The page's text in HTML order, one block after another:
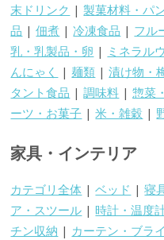
末ドリンク |製菓材料・パ
品 |佃煮 |冷凍食品 | フル
乳・乳製品・卵 | ミネラル
んにゃく |麺類 |漬け物・
タント食品 |調味料 |惣菜
ーツ・お菓子 |米・雑穀 |
家具・インテリア
カテゴリ全体 |ベッド |寝
ア・スツール | 時計・温度
チン収納 | カーテン・ブラ